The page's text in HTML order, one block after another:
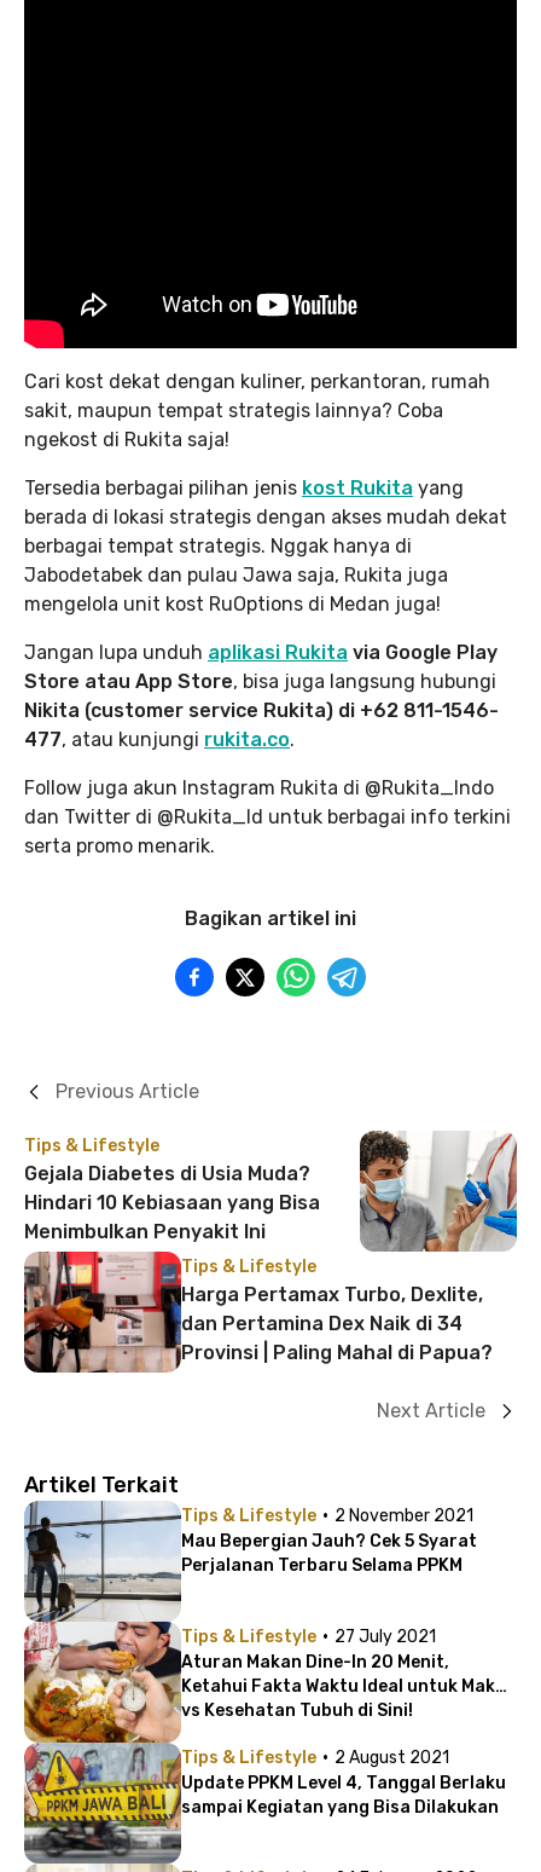
Cari kost dekat dengan kuliner, perkantoran, rumah
sakit, maupun tempat strategis lainnya? Coba
ngekost di Rukita saja!
Tersedia berbagai pilihan jenis kost Rukita yang
berada di lokasi strategis dengan akses mudah dekat
berbagai tempat strategis. Nggak hanya di
Jabodetabek dan pulau Jawa saja, Rukita juga
mengelola unit kost RuOptions di Medan juga!
Jangan lupa unduh aplikasi Rukita via Google Play
Store atau App Store, bisa juga langsung hubungi
Nikita (customer service Rukita) di +62 811-1546-
477, atau kunjungi rukita.co.
Follow juga akun Instagram Rukita di @Rukita_Indo
dan Twitter di @Rukita_Id untuk berbagai info terkini
serta promo menarik.
Bagikan artikel ini
Tips & Lifestyle
Gejala Diabetes di Usia Muda?
Hindari 10 Kebiasaan yang Bisa
Menimbulkan Penyakit Ini
Previous Article
Tips & Lifestyle
Harga Pertamax Turbo, Dexlite,
dan Pertamina Dex Naik di 34
Provinsi | Paling Mahal di Papua?
Next Article
Artikel Terkait
Tips & Lifestyle · 2 November 2021
Mau Bepergian Jauh? Cek 5 Syarat
Perjalanan Terbaru Selama PPKM
Tips & Lifestyle · 27 July 2021
Aturan Makan Dine-In 20 Menit,
Ketahui Fakta Waktu Ideal untuk Makan
vs Kesehatan Tubuh di Sini!
Tips & Lifestyle · 2 August 2021
Update PPKM Level 4, Tanggal Berlaku
sampai Kegiatan yang Bisa Dilakukan